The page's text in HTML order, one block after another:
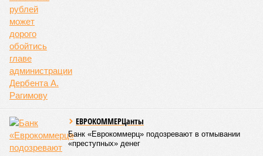
ЕВРОКОММЕРЦанты
Банк «Еврокоммерц» подозревают в отмывании
«преступных» денег